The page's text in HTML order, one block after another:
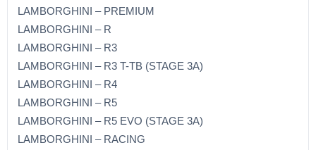
LAMBORGHINI – PREMIUM
LAMBORGHINI – R
LAMBORGHINI – R3
LAMBORGHINI – R3 T-TB (STAGE 3A)
LAMBORGHINI – R4
LAMBORGHINI – R5
LAMBORGHINI – R5 EVO (STAGE 3A)
LAMBORGHINI – RACING